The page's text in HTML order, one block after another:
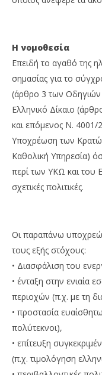
Η νομοθεσία
Επειδή το αγαθό της
σημασίας για το
(άρθρο 3 των Οδηγιών
Ελληνικό Δίκαιο
και επόμενος Ν.
Υποχρέωση των
Καθολική Υπηρεσία)
περί των ΥΚΩ και του
σχετικές πολιτικές.
Οι παραπάνω
τους εξής στόχους:
• Διασφάλιση του
• ένταξη στην ενιαία
περιοχών (π.χ. με τη
• προστασία
πολύτεκνοι),
• επίτευξη
(π.χ. τιμολόγηση